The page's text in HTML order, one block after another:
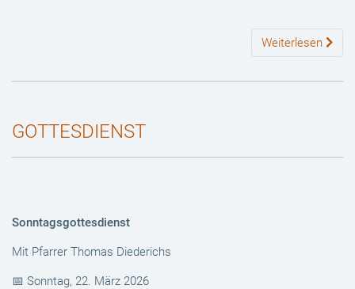
Weiterlesen
GOTTESDIENST
Sonntagsgottesdienst
Mit Pfarrer Thomas Diederichs
📅 Sonntag, 22. März 2026